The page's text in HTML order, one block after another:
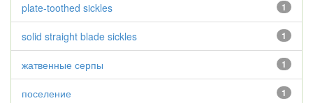
1
plate-toothed sickles
1
solid straight blade sickles
1
жатвенные серпы
1
поселение